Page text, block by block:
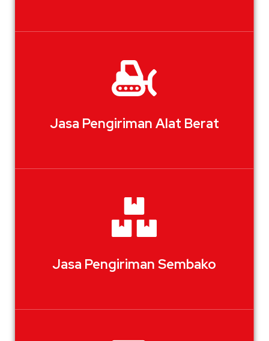
Jasa Pengiriman Alat Berat
Jasa Pengiriman Sembako